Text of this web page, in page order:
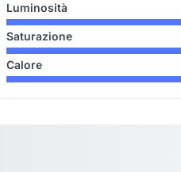
Luminosità
Saturazione
Calore